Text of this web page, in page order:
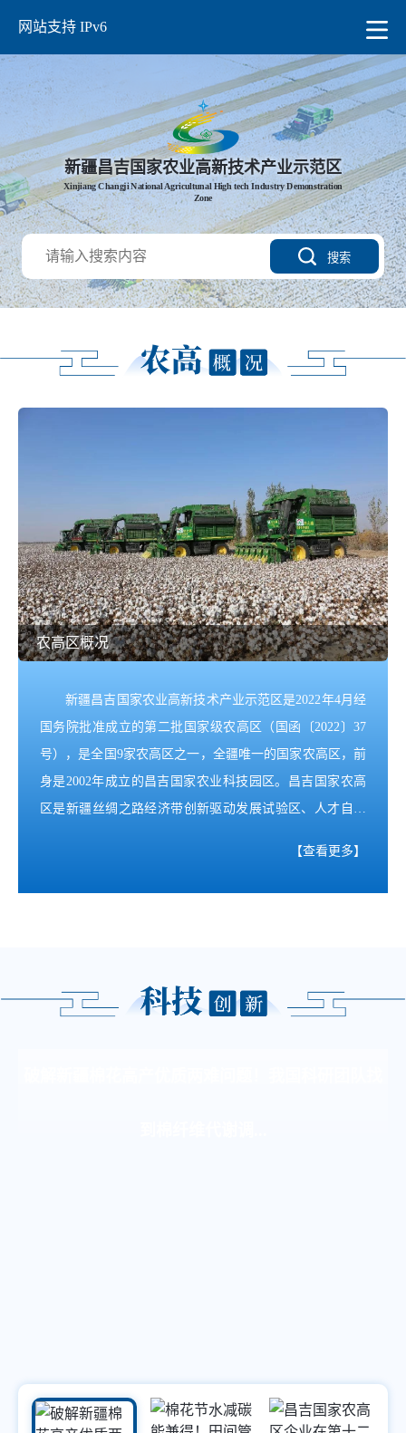
网站支持 IPv6
新疆昌吉国家农业高新技术产业示范区
Xinjiang Changji National Agricultunal High tech Industry Demonstration
Zone
搜索
农高区概况
新疆昌吉国家农业高新技术产业示范区是2022年4月经
国务院批准成立的第二批国家级农高区（国函〔2022〕37
号），是全国9家农高区之一，全疆唯一的国家农高区，前
身是2002年成立的昌吉国家农业科技园区。昌吉国家农高
区是新疆丝绸之路经济带创新驱动发展试验区、人才自主
合评估中均荣获优秀；2016年成为丝绸之路经济带创新驱
【查看更多】